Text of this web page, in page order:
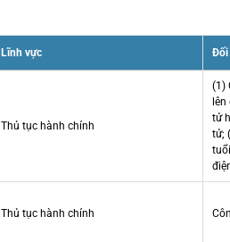
Lĩnh vực Đối
Thủ tục hành chính
(1)
lên
tử
tử;
Thủ tục hành chính